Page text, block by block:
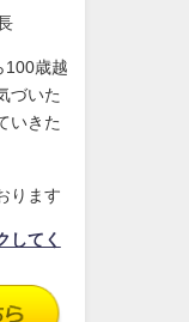
100歳越
づいた
いきた
ります
してく